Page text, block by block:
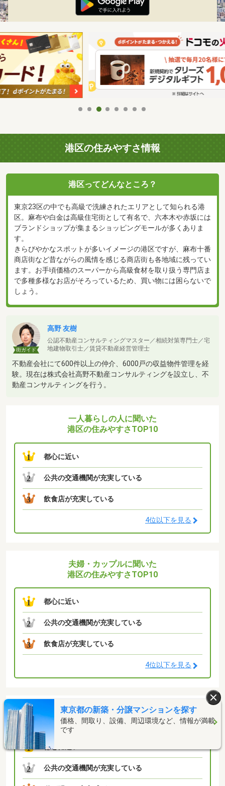
港区の住みやすさ情報
港区ってどんなところ？
東京23区の中でも高級で洗練されたエリアとして知られる港
区。麻布や白金は高級住宅街として有名で、六本木や赤坂には
ブランドショップが集まるショッピングモールが多くありま
す。
きらびやかなスポットが多いイメージの港区ですが、麻布十番
商店街など昔ながらの風情を感じる商店街も各地域に残ってい
ます。お手頃価格のスーパーから高級食材を取り扱う専門店ま
で多種多様なお店がそろっているため、買い物には困らないで
しょう。
街ガイド
高野 友樹
公認不動産コンサルティングマスター／相続対策専門士／宅
地建物取引士／賃貸不動産経営管理士
不動産会社にて600件以上の仲介、6000戸の収益物件管理を経
験。現在は株式会社高野不動産コンサルティングを設立し、不
動産コンサルティングを行う。
一人暮らしの人に聞いた
港区の住みやすさTOP10
1 都心に近い
2 公共の交通機関が充実している
3 飲食店が充実している
4位以下を見る
夫婦・カップルに聞いた
港区の住みやすさTOP10
1 都心に近い
2 公共の交通機関が充実している
3 飲食店が充実している
4位以下を見る
ファミリーに聞いた
港区の住みやすさTOP10
1 都心に近い
2 公共の交通機関が充実している
東京都の新築・分譲マンションを探す
価格、間取り、設備、周辺環境など、情報が満載
です